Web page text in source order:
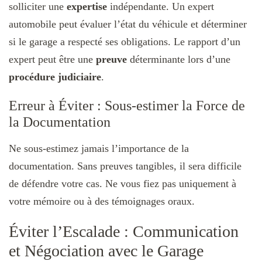
solliciter une expertise indépendante. Un expert
automobile peut évaluer l’état du véhicule et déterminer
si le garage a respecté ses obligations. Le rapport d’un
expert peut être une preuve déterminante lors d’une
procédure judiciaire.
Erreur à Éviter : Sous-estimer la Force de
la Documentation
Ne sous-estimez jamais l’importance de la
documentation. Sans preuves tangibles, il sera difficile
de défendre votre cas. Ne vous fiez pas uniquement à
votre mémoire ou à des témoignages oraux.
Éviter l’Escalade : Communication
et Négociation avec le Garage